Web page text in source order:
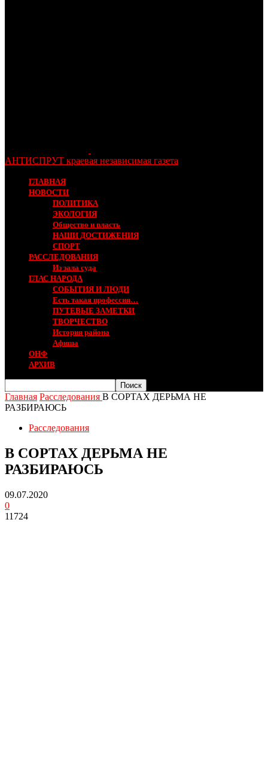
АНТИСПРУТ краевая независимая газета
ГЛАВНАЯ
НОВОСТИ
ПОЛИТИКА
ЭКОЛОГИЯ
Общество и власть
НАШИ ДОСТИЖЕНИЯ
СПОРТ
РАССЛЕДОВАНИЯ
Из зала суда
ГЛАС НАРОДА
СОБЫТИЯ И ЛЮДИ
Есть такая профессия…
ПУТЕВЫЕ ЗАМЕТКИ
ТВОРЧЕСТВО
История района
Афиша
ОНФ
АРХИВ
Главная Расследования В СОРТАХ ДЕРЬМА НЕ
РАЗБИРАЮСЬ
Расследования
В СОРТАХ ДЕРЬМА НЕ
РАЗБИРАЮСЬ
09.07.2020
0
11724